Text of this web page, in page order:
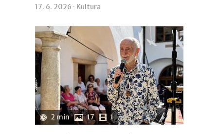
17. 6. 2026 · Kultura
2 min 17 1